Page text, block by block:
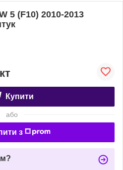
5 (F10) 2010-2013
Купити
або
з